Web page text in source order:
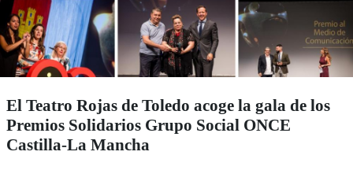
El Teatro Rojas de Toledo acoge la gala de los
Premios Solidarios Grupo Social ONCE
Castilla-La Mancha